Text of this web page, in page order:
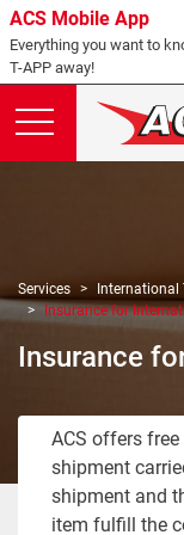
ACS Mobile App
Everything you want to
T-APP away!
Services
International
Insurance for
Insurance
ACS offers
shipment
shipment and
item fulfill the